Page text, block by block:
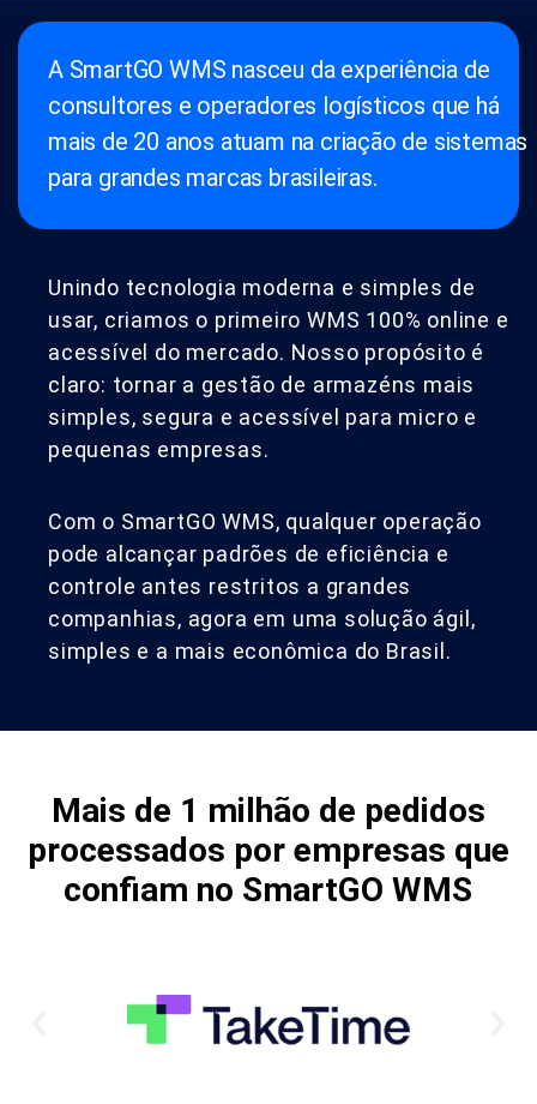
A SmartGO WMS nasceu da experiência de
consultores e operadores logísticos que há
mais de 20 anos atuam na criação de sistemas
para grandes marcas brasileiras.
Unindo tecnologia moderna e simples de
usar, criamos o primeiro WMS 100% online e
acessível do mercado. Nosso propósito é
claro: tornar a gestão de armazéns mais
simples, segura e acessível para micro e
pequenas empresas.
Com o SmartGO WMS, qualquer operação
pode alcançar padrões de eficiência e
controle antes restritos a grandes
companhias, agora em uma solução ágil,
simples e a mais econômica do Brasil.
Mais de 1 milhão de pedidos
processados por empresas que
confiam no SmartGO WMS